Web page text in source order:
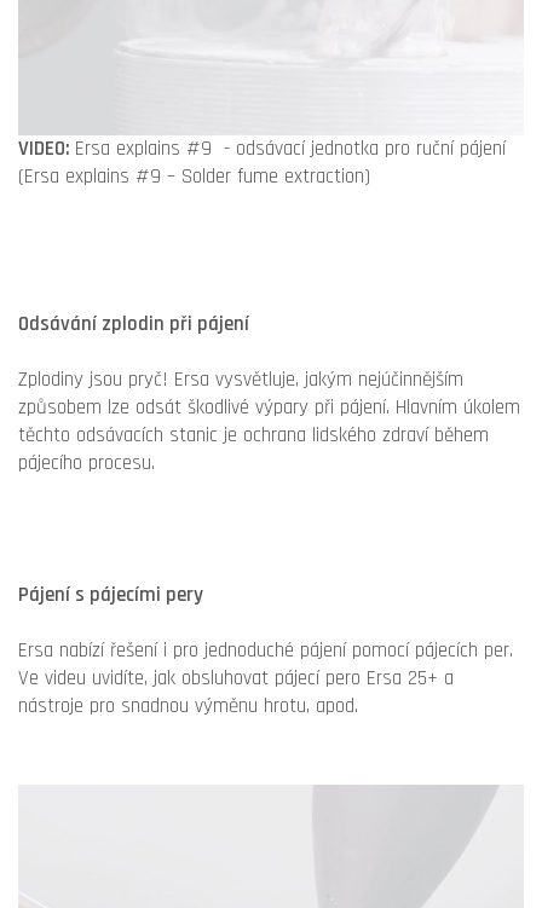
VIDEO: Ersa explains #9 - odsávací jednotka pro ruční pájení
(Ersa explains #9 – Solder fume extraction)
Odsávání zplodin při pájení
Zplodiny jsou pryč! Ersa vysvětluje, jakým nejúčinnějším
způsobem lze odsát škodlivé výpary při pájení. Hlavním úkolem
těchto odsávacích stanic je ochrana lidského zdraví během
pájecího procesu.
Pájení s pájecími pery
Ersa nabízí řešení i pro jednoduché pájení pomocí pájecích per.
Ve videu uvidíte, jak obsluhovat pájecí pero Ersa 25+ a
nástroje pro snadnou výměnu hrotu, apod.